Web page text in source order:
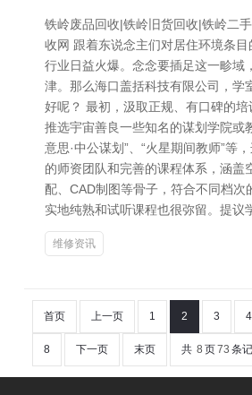
铁岭废品回收|铁岭旧货回收|铁岭二
收网 跟着东说念主们对居住环境条目
行业日益火爆。念念要插足这一畛域
津。那么海口盖括科技有限公司，学
好呢？ 最初，汲取正规、有口碑的培
推选宇宙善良一些知名的谋划学院或
意思·中公谋划”、“火星期间教师”等
的师资团队和完善的课程体系，涵盖
配、CAD制图等骨子，符合不同档次
实地纯熟和试听课程也很弥留。提议
维修资讯
首页 上一页 1 2 3 4
8 下一页 末页 共 8 页73 条